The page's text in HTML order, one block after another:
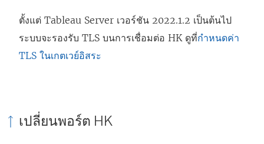
ตั้งแต่ Tableau Server เวอร์ชัน 2022.1.2 เป็นต้นไป
ระบบจะรองรับ TLS บนการเชื่อมต่อ HK ดูที่กำหนดค่า
TLS ในเกตเวย์อิสระ
เปลี่ยนพอร์ต HK